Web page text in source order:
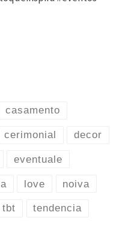
casamento
cerimonial decor
eventuale
love noiva
tbt tendencia